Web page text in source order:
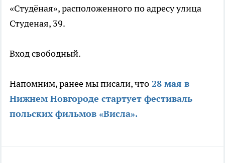
«Студёная», расположенного по адресу улица
Студеная, 39.
Вход свободный.
Напомним, ранее мы писали, что 28 мая в
Нижнем Новгороде стартует фестиваль
польских фильмов «Висла».